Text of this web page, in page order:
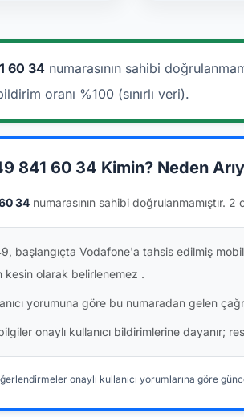
60 34 numarasının sahibi
oranı %100 (sınırlı veri).
841 60 34 Kimin? Neden
34 numarasının sahibi doğrulanmamıştır. 2
başlangıçta Vodafone'a tahsis edilmiş
kesin olarak belirlenemez .
yorumuna göre bu numaradan gelen
onaylı kullanıcı bildirimlerine dayanır;
onaylı kullanıcı yorumlarına göre